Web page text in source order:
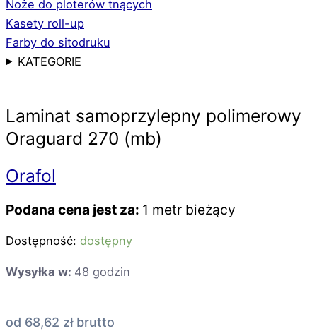
Noże do ploterów tnących
Kasety roll-up
Farby do sitodruku
KATEGORIE
Laminat samoprzylepny polimerowy
Oraguard 270 (mb)
Orafol
Podana cena jest za: 1 metr bieżący
Dostępność: dostępny
Wysyłka w: 48 godzin
od 68,62 złbrutto